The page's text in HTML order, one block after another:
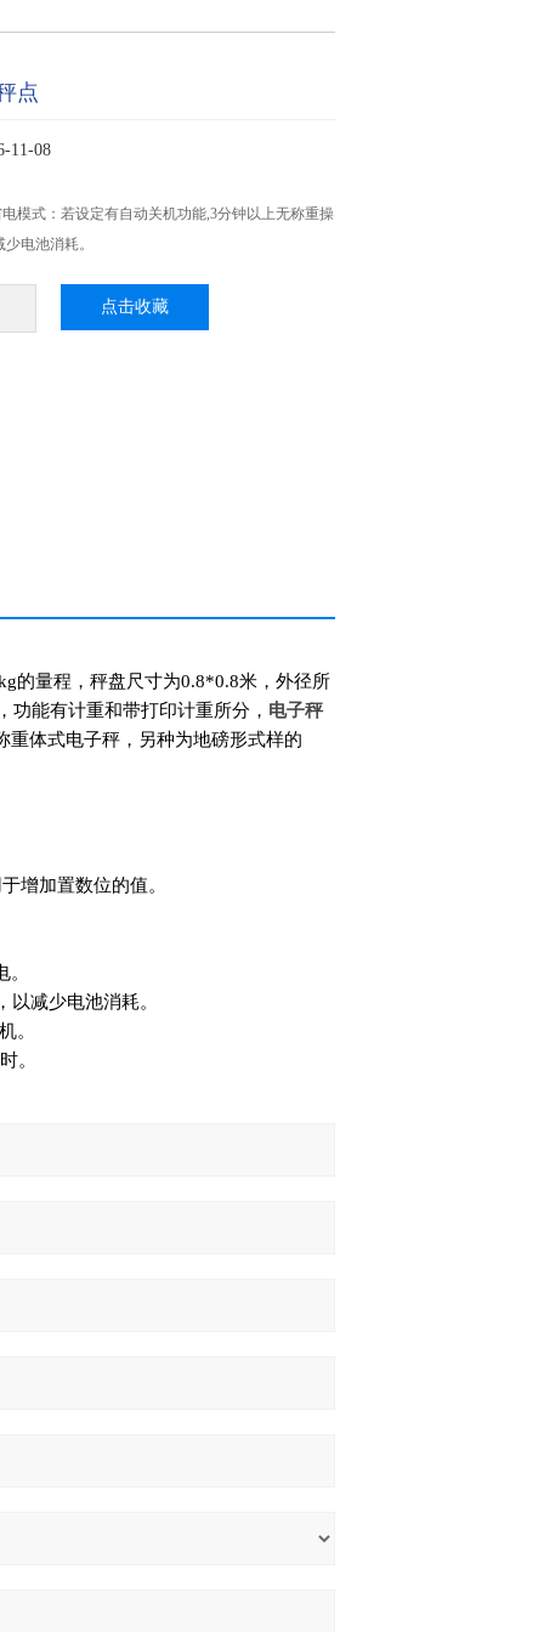
点
11-08
模式：若设定有自动关机功能,3分钟以上无称重操
电池消耗。
点击收藏
的量程，秤盘尺寸为0.8*0.8米，外径所
能有计重和带打印计重所分， 电子秤
重体式电子秤，另种为地磅形式样的
增加置数位的值。
减少电池消耗。
。
。